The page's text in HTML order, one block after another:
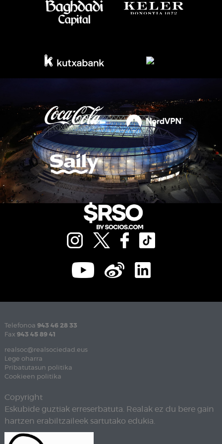
Telefonoa 943 46 28 33
Fax 943 45 89 41
realsoc@realsociedad.eus
Lege oharra
Pribatutasun politika
Cookieen politika
Copyright
Eskubide guztiak erreserbatuta. Realak ez du bere gain
hartzen erabiltzaileek sartutako edukia.